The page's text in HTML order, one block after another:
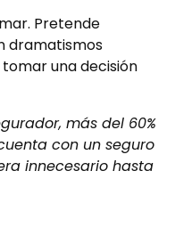
Pretende
dramatismos
una decisión
más del 60%
con un seguro
innecesario hasta